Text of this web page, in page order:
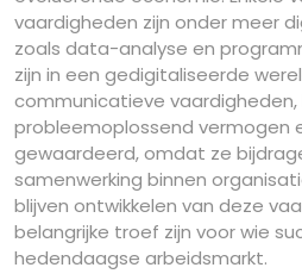
vaardigheden zijn onder meer
zoals data-analyse en
zijn in een gedigitaliseerde
communicatieve vaardigheden,
probleemoplossend vermogen
gewaardeerd, omdat ze
samenwerking binnen
blijven ontwikkelen van deze
belangrijke troef zijn voor wie
hedendaagse arbeidsmarkt.